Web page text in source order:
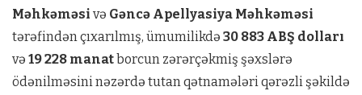
Məhkəməsi və Gəncə Apellyasiya Məhkəməsi
tərəfindən çıxarılmış, ümumilikdə 30 883 ABŞ dolları
və 19 228 manatborcun zərərçəkmiş şəxslərə
ödənilməsini nəzərdə tutan qətnamələri qərəzli şəkildə